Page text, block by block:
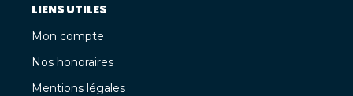
LIENS UTILES
Mon compte
Nos honoraires
Mentions légales